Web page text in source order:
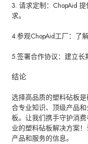
3. 请求定制：ChopAid
求。
4.参观ChopAid工厂：了
5.签署合作协议：建立长
结论
选择高品质的塑料砧板
合专业知识、顶级产品
板。让我们携手守护消
业的塑料砧板解决方案
产品和服务的信息。